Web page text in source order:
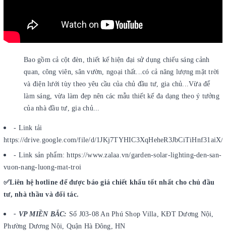
Bao gồm cả cột đèn, thiết kế hiện đại sử dụng chiếu sáng cảnh
quan, công viên, sân vườn, ngoại thất...có cả năng lượng mặt trời
và điện lưới tùy theo yêu cầu của chủ đầu tư, gia chủ...Vừa để
làm sáng, vừa làm đẹp nên các mẫu thiết kế đa dạng theo ý tưởng
của nhà đầu tư, gia chủ...
- Link tải
https://drive.google.com/file/d/1JKj7TYHIC3XqHeheR3JbCiTiHnf31aiX/
- Link sản phẩm: https://www.zalaa.vn/garden-solar-lighting-den-san-
vuon-nang-luong-mat-troi
✅Liên hệ hotline để được báo giá chiết khấu tốt nhất cho chủ đầu
tư, nhà thầu và đối tác.
- VP MIỀN BẮC: Số J03-08 An Phú Shop Villa, KĐT Dương Nội,
Phường Dương Nội, Quận Hà Đông, HN